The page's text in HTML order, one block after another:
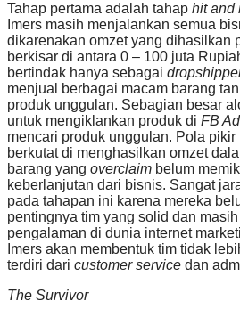
Tahap pertama adalah tahap hit and
Imers masih menjalankan semua
dikarenakan omzet yang dihasilkan
berkisar di antara 0 – 100 juta
bertindak hanya sebagai
menjual berbagai macam barang
produk unggulan. Sebagian besar
untuk mengiklankan produk di FB
mencari produk unggulan. Pola pikir
berkutat di menghasilkan omzet
barang yang overclaim belum
keberlanjutan dari bisnis. Sangat
pada tahapan ini karena mereka
pentingnya tim yang solid dan
pengalaman di dunia internet
Imers akan membentuk tim tidak
terdiri dari customer service dan
The Survivor